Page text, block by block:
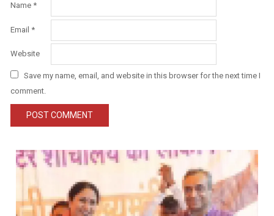
Name *
Email *
Website
Save my name, email, and website in this browser for the next time I
comment.